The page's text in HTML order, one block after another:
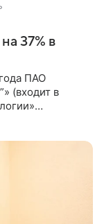
37% в
ПАО
(входит в
руб.,
млрд руб.
«Ъ-